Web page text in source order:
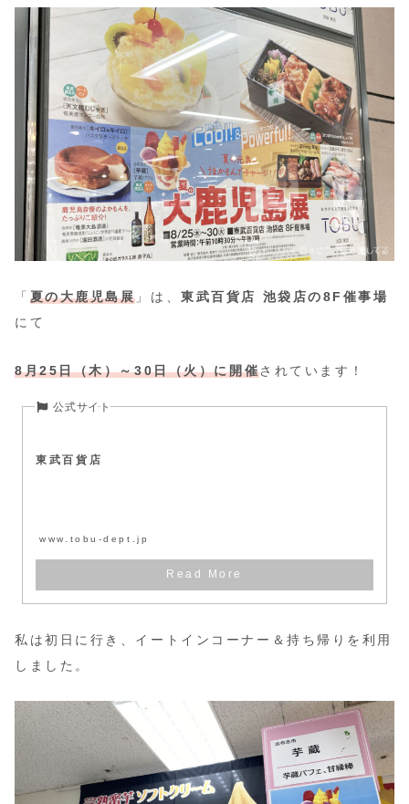
「 夏の大鹿児島展 」は、東武百貨店 池袋店の8F催事場
にて
8月25日（木）～30日（火）に開催されています！
東武百貨店
www.tobu-dept.jp
私は初日に行き、イートインコーナー＆持ち帰りを利用
しました。